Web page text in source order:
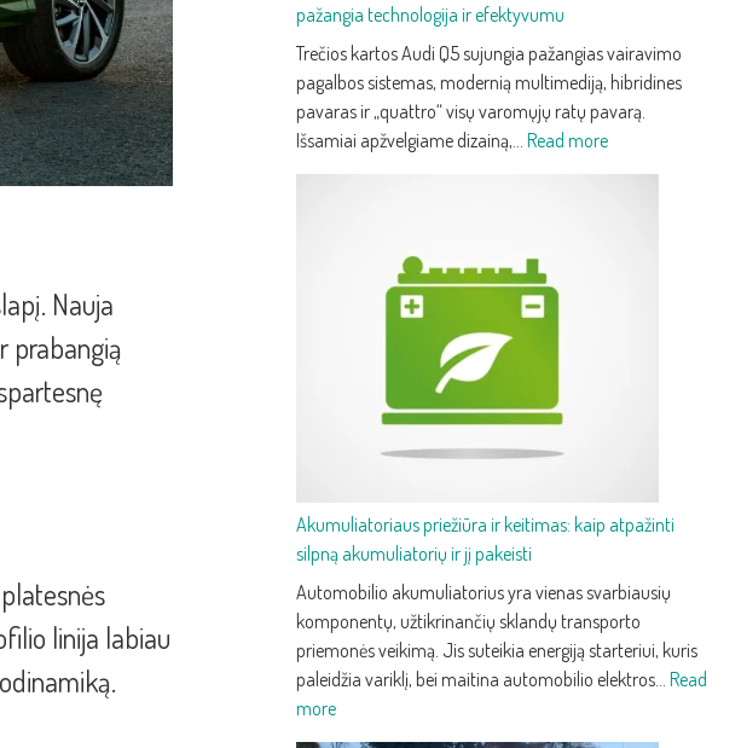
Nauja
prabangią
linija labiau
su
nauju
dizainu
technologijomis
pažangia technologija ir efektyvumu
Trečios kartos Audi Q5 sujungia pažangias vairavimo
pagalbos sistemas, modernią multimediją, hibridines
pavaras ir „quattro“ visų varomųjų ratų pavarą.
Išsamiai apžvelgiame dizainą,… Read more:
efektyvumu
Akumuliatoriaus priežiūra ir keitimas: kaip atpažinti
silpną akumuliatorių ir jį pakeisti
Automobilio akumuliatorius yra vienas svarbiausių
komponentų, užtikrinančių sklandų transporto
priemonės veikimą. Jis suteikia energiją starteriui, kuris
paleidžia variklį, bei maitina automobilio elektros… Read
more: